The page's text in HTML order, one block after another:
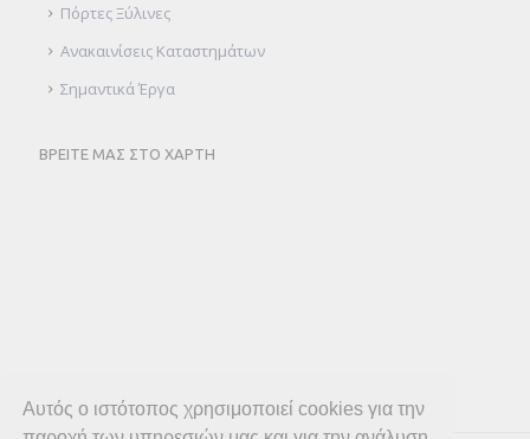
Αυτός ο ιστότοπος χρησιμοποιεί cookies για την
Πόρτες Ξύλινες
Ανακαινίσεις Καταστημάτων
Σημαντικά Έργα
ΒΡΕΙΤΕ ΜΑΣ ΣΤΟ ΧΑΡΤΗ